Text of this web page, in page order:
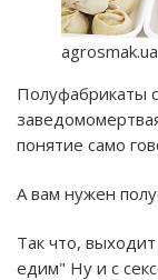
agrosmak.ua
Полуфабрикаты
понятие само
А вам нужен
Так что,
едим" Ну и с